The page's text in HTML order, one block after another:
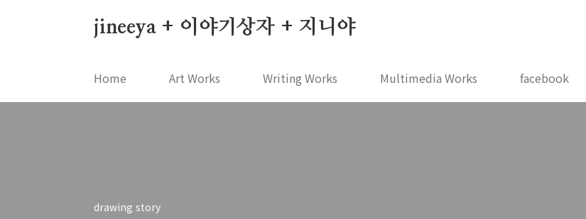
jineeya + 이야기상자 + 지니야
Home Art Works Writing Works Multimedia Works facebook
drawing story